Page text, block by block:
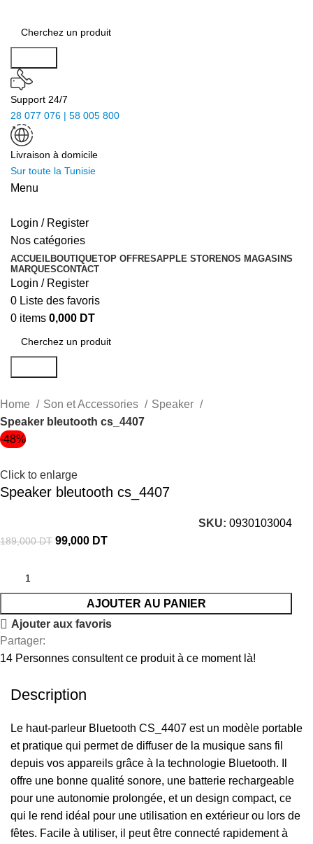
Support 24/7
28 077 076 | 58 005 800
Livraison à domicile
Sur toute la Tunisie
Menu
Login / Register
Nos catégories
ACCUEILBOUTIQUETOP OFFRESAPPLE STORENOS MAGASINS
MARQUESCONTACT
Login / Register
0 Liste des favoris
0 items 0,000 DT
Home Son et Accessories
Speaker
Speaker bleutooth cs_4407
-48%
Click to enlarge
Speaker bleutooth cs_4407
SKU:0930103004
189,000DT 99,000 DT
AJOUTER AU PANIER
Ajouter aux favoris
Partager:
14 Personnes consultent ce produit à ce moment là!
Description
Le haut-parleur Bluetooth CS_4407 est un modèle portable
et pratique qui permet de diffuser de la musique sans fil
depuis vos appareils grâce à la technologie Bluetooth. Il
offre une bonne qualité sonore, une batterie rechargeable
pour une autonomie prolongée, et un design compact, ce
qui le rend idéal pour une utilisation en extérieur ou lors de
fêtes. Facile à utiliser, il peut être connecté rapidement à